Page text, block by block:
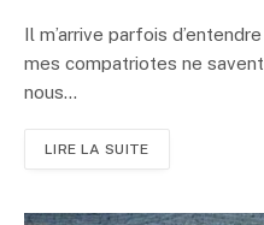
Il m’arrive parfois
mes compatriotes ne
nous…
LIRE LA SUITE